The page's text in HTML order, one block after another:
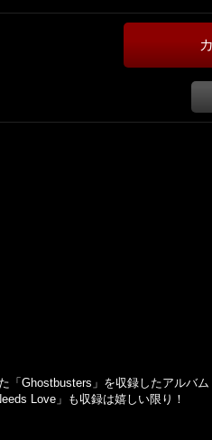
「Ghostbusters」を収録したアルバム
Love」も収録は嬉しい限り！